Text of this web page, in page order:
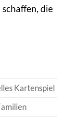
die
Kartenspiel